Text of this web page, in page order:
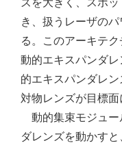
ズを大きく、スポ
き、扱うレーザの
る。このアーキテ
動的エキスパンダ
的エキスパンダレ
対物レンズが目標面
動的集束モジュー
ダレンズを動かす